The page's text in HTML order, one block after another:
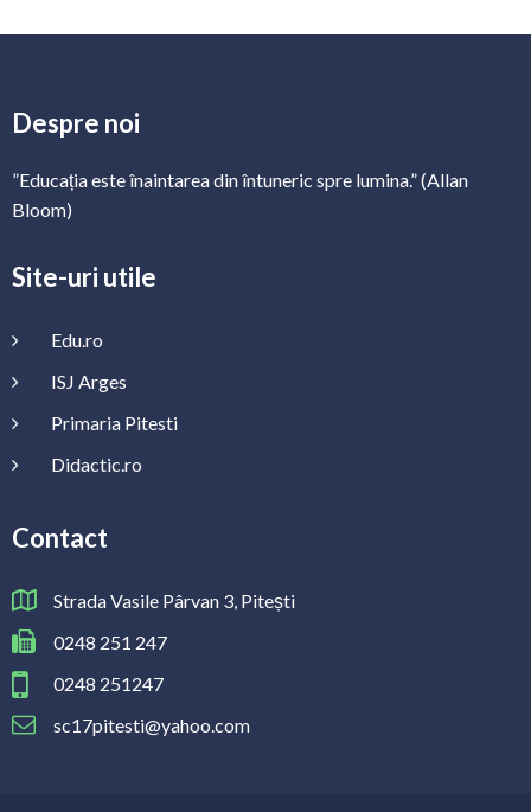
Despre noi
”Educația este înaintarea din întuneric spre lumina.” (Allan
Bloom)
Site-uri utile
Edu.ro
ISJ Arges
Primaria Pitesti
Didactic.ro
Contact
Strada Vasile Pârvan 3, Pitești
0248 251 247
0248 251247
sc17pitesti@yahoo.com